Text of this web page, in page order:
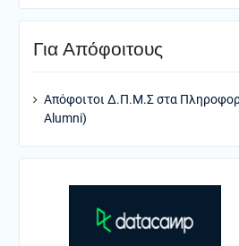
Για Απόφοιτους
Απόφοιτοι Δ.Π.Μ.Σ στα
Alumni)